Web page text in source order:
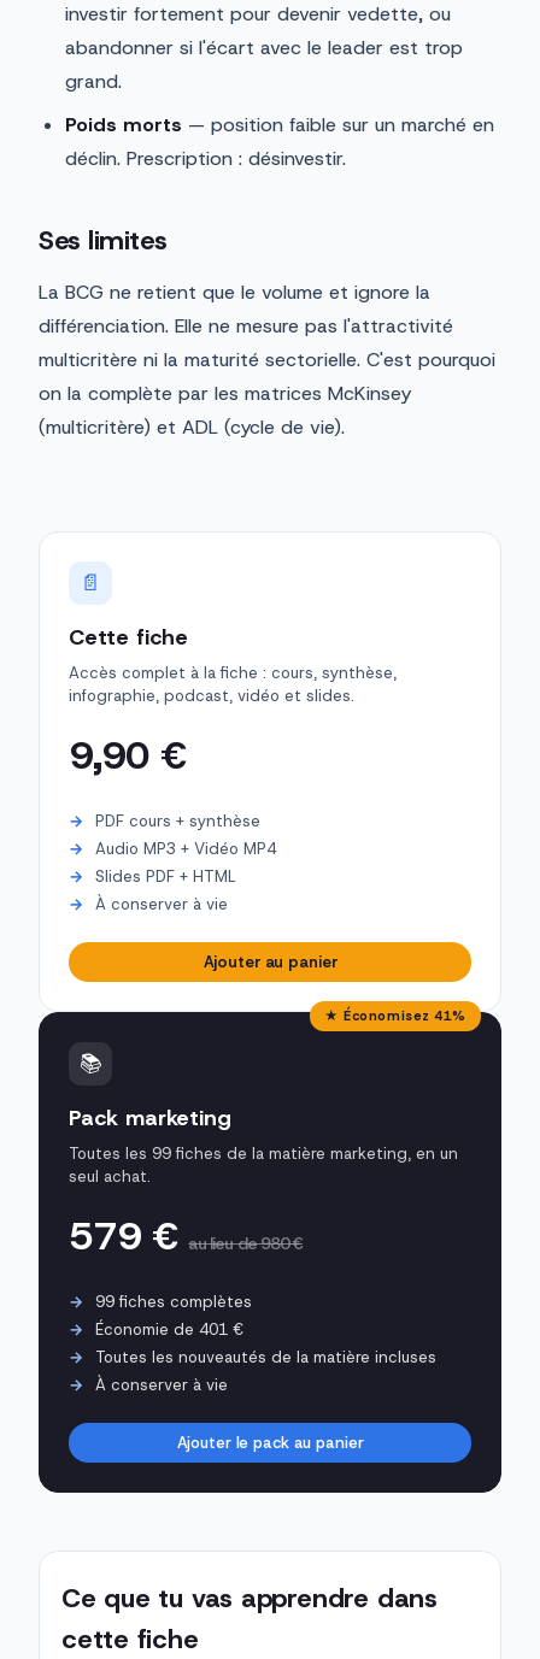
investir fortement pour devenir vedette, ou
abandonner si l'écart avec le leader est trop
grand.
Poids morts — position faible sur un marché en
déclin. Prescription : désinvestir.
Ses limites
La BCG ne retient que le volume et ignore la
différenciation. Elle ne mesure pas l'attractivité
multicritère ni la maturité sectorielle. C'est pourquoi
on la complète par les matrices McKinsey
(multicritère) et ADL (cycle de vie).
📄
Cette fiche
Accès complet à la fiche : cours, synthèse,
infographie, podcast, vidéo et slides.
9,90 €
PDF cours + synthèse
Audio MP3 + Vidéo MP4
Slides PDF + HTML
À conserver à vie
Ajouter au panier
★ Économisez 41%
📚
Pack marketing
Toutes les 99 fiches de la matière marketing, en un
seul achat.
579 €au lieu de 980 €
99 fiches complètes
Économie de 401 €
Toutes les nouveautés de la matière incluses
À conserver à vie
Ajouter le pack au panier
Ce que tu vas apprendre dans
cette fiche